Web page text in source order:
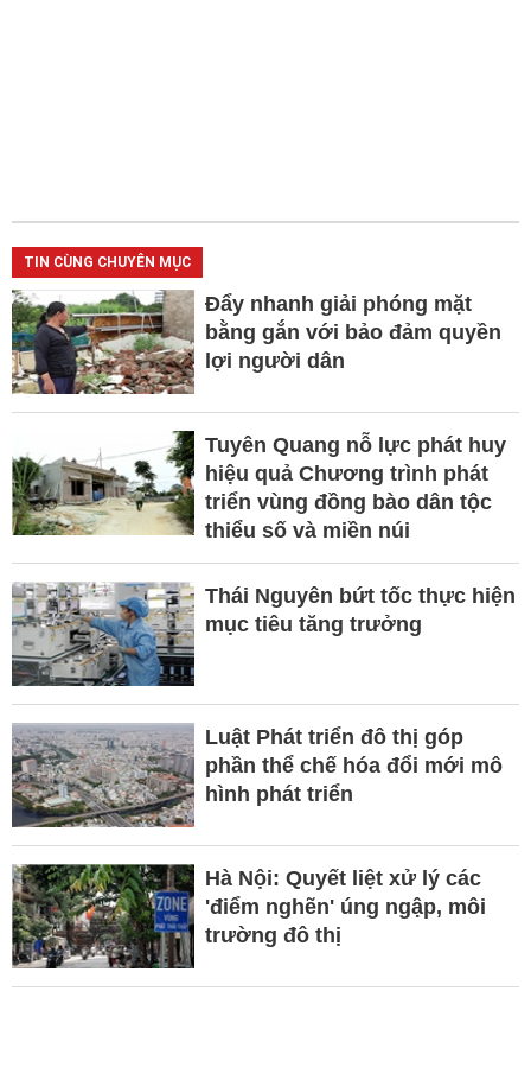
TIN CÙNG CHUYÊN MỤC
Đẩy nhanh giải phóng mặt
bằng gắn với bảo đảm quyền
lợi người dân
Tuyên Quang nỗ lực phát huy
hiệu quả Chương trình phát
triển vùng đồng bào dân tộc
thiểu số và miền núi
Thái Nguyên bứt tốc thực hiện
mục tiêu tăng trưởng
Luật Phát triển đô thị góp
phần thể chế hóa đổi mới mô
hình phát triển
Hà Nội: Quyết liệt xử lý các
'điểm nghẽn' úng ngập, môi
trường đô thị